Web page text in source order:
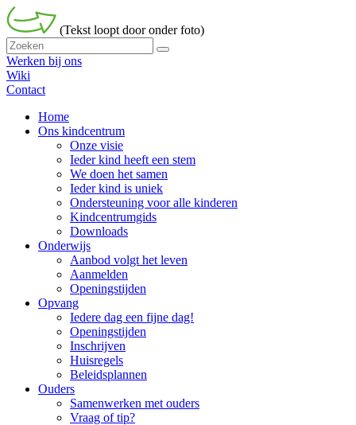
(Tekst loopt door onder foto)
Werken bij ons
Wiki
Contact
Home
Ons kindcentrum
Onze visie
Ieder kind heeft een stem
We doen het samen
Ieder kind is uniek
Ondersteuning voor alle kinderen
Kindcentrumgids
Downloads
Onderwijs
Aanbod volgt het leven
Aanmelden
Openingstijden
Opvang
Iedere dag een fijne dag!
Openingstijden
Inschrijven
Huisregels
Beleidsplannen
Ouders
Samenwerken met ouders
Vraag of tip?